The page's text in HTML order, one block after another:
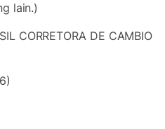
lain.)
CORRETORA DE CAMBIO